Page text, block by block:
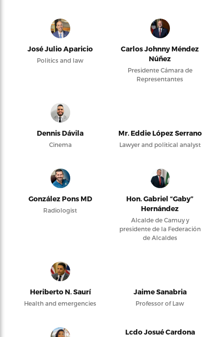
José Julio Aparicio
Politics and law
Carlos Johnny Méndez
Núñez
Presidente Cámara de
Representantes
Dennis Dávila
Cinema
Mr. Eddie López Serrano
Lawyer and political analyst
González Pons MD
Radiologist
Hon. Gabriel “Gaby”
Hernández
Alcalde de Camuy y
presidente de la Federación
de Alcaldes
Heriberto N. Saurí
Health and emergencies
Jaime Sanabria
Professor of Law
Lcdo Josué Cardona